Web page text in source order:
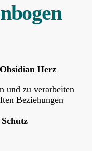
Herz
und zu verarbeiten
Beziehungen